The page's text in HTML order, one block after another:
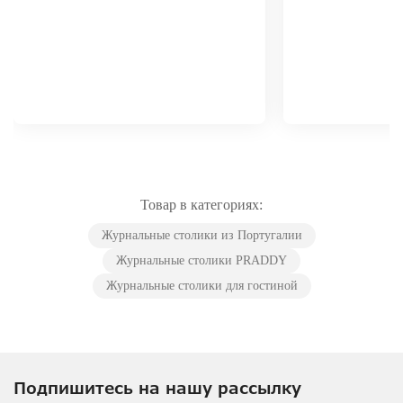
Товар в категориях:
Журнальные столики из Португалии
Журнальные столики PRADDY
Журнальные столики для гостиной
Подпишитесь на нашу рассылку